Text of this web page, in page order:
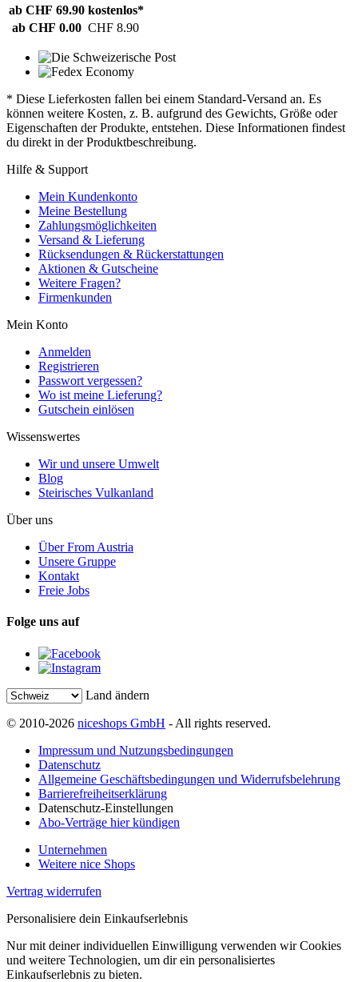
ab CHF 69.90 kostenlos*
ab CHF 0.00 CHF 8.90
* Diese Lieferkosten fallen bei einem Standard-Versand an. Es
können weitere Kosten, z. B. aufgrund des Gewichts, Größe oder
Eigenschaften der Produkte, entstehen. Diese Informationen findest
du direkt in der Produktbeschreibung.
Hilfe & Support
Mein Kundenkonto
Meine Bestellung
Zahlungsmöglichkeiten
Versand & Lieferung
Rücksendungen & Rückerstattungen
Aktionen & Gutscheine
Weitere Fragen?
Firmenkunden
Mein Konto
Anmelden
Registrieren
Passwort vergessen?
Wo ist meine Lieferung?
Gutschein einlösen
Wissenswertes
Wir und unsere Umwelt
Blog
Steirisches Vulkanland
Über uns
Über From Austria
Unsere Gruppe
Kontakt
Freie Jobs
Folge uns auf
Land ändern
© 2010-2026 niceshops GmbH - All rights reserved.
Impressum und Nutzungsbedingungen
Datenschutz
Allgemeine Geschäftsbedingungen und Widerrufsbelehrung
Barrierefreiheitserklärung
Datenschutz-Einstellungen
Abo-Verträge hier kündigen
Unternehmen
Weitere nice Shops
Vertrag widerrufen
Personalisiere dein Einkaufserlebnis
Nur mit deiner individuellen Einwilligung verwenden wir Cookies
und weitere Technologien, um dir ein personalisiertes
Einkaufserlebnis zu bieten.